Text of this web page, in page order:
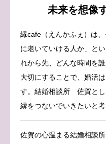
未来を想像
縁cafe（えんかふぇ）は
に老いていける人か」と
れから先、どんな時間を
大切にすることで、婚活
す。結婚相談所 佐賀とし
縁をつないでいきたいと考
佐賀の心温まる結婚相談